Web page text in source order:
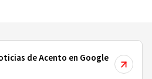
de Acento en Google